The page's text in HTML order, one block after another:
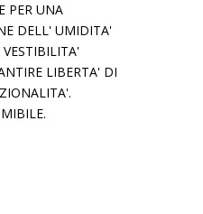
PER UNA
DELL' UMIDITA'
LIBERTA' DI